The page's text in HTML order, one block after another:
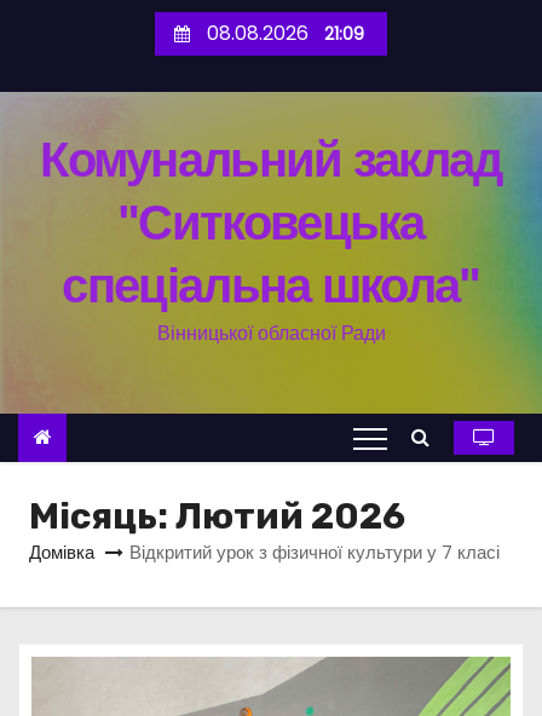
с
т
08.08.2026 21:09
Комунальний заклад
"Ситковецька
спеціальна школа"
Вінницької обласної Ради
Місяць:Лютий 2026
Домівка Відкритий урок з фізичної культури у 7 класі